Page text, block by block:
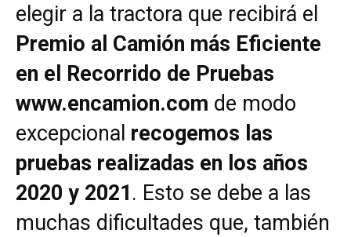
elegir a la tractora que recibirá el
Premio al Camión más Eficiente
en el Recorrido de Pruebas
www.encamion.com de modo
excepcional recogemos las
pruebas realizadas en los años
2020 y 2021 . Esto se debe a las
muchas dificultades que, también